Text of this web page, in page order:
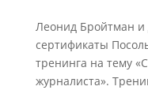
Леонид Бройтман
сертификаты
тренинга на тему
журналиста».